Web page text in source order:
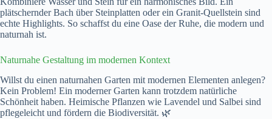
plätschernder Bach über Steinplatten oder ein Granit-Quellstein sind
echte Highlights. So schaffst du eine Oase der Ruhe, die modern und
naturnah ist.
Naturnahe Gestaltung im modernen Kontext
Willst du einen naturnahen Garten mit modernen Elementen anlegen?
Kein Problem! Ein moderner Garten kann trotzdem natürliche
Schönheit haben. Heimische Pflanzen wie Lavendel und Salbei sind
pflegeleicht und fördern die Biodiversität. 🌿